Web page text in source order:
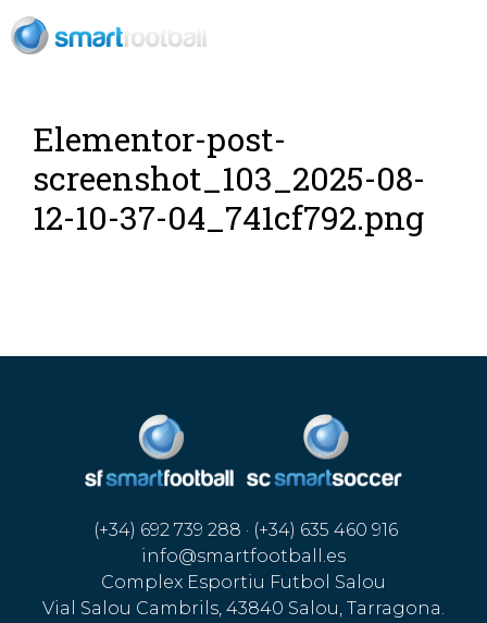
Elementor-post-
screenshot_103_2025-08-
12-10-37-04_741cf792.png
(+34) 692 739 288 · (+34) 635 460 916
info@smartfootball.es
Complex Esportiu Futbol Salou
Vial Salou Cambrils, 43840 Salou, Tarragona.